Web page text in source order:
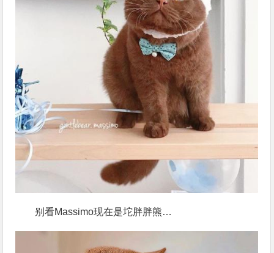
别看Massimo现在是坨胖胖熊…